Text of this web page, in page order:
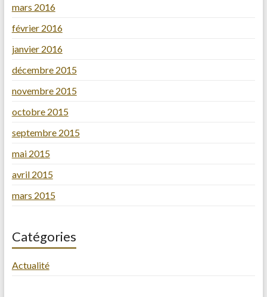
mars 2016
février 2016
janvier 2016
décembre 2015
novembre 2015
octobre 2015
septembre 2015
mai 2015
avril 2015
mars 2015
Catégories
Actualité